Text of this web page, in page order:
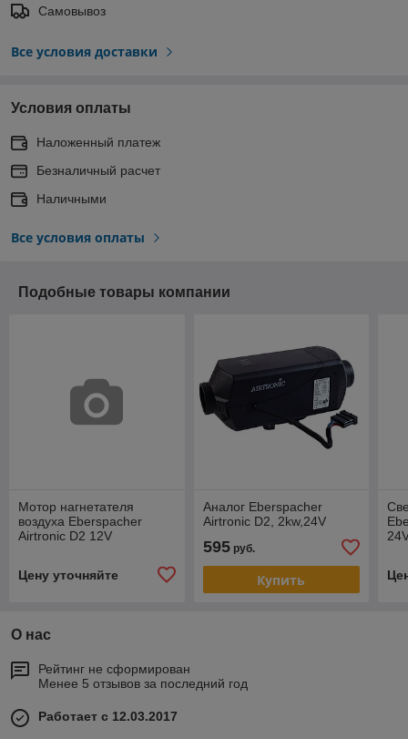
Самовывоз
Все условия доставки
Условия оплаты
Наложенный платеж
Безналичный расчет
Наличными
Все условия оплаты
Подобные товары компании
Мотор нагнетателя
воздуха Eberspacher
Airtronic D2 12V
Цену уточняйте
Аналог Eberspacher
Airtronic D2, 2kw,24V
595руб.
Купить
О нас
Рейтинг не сформирован
Менее 5 отзывов за последний год
Работает с 12.03.2017